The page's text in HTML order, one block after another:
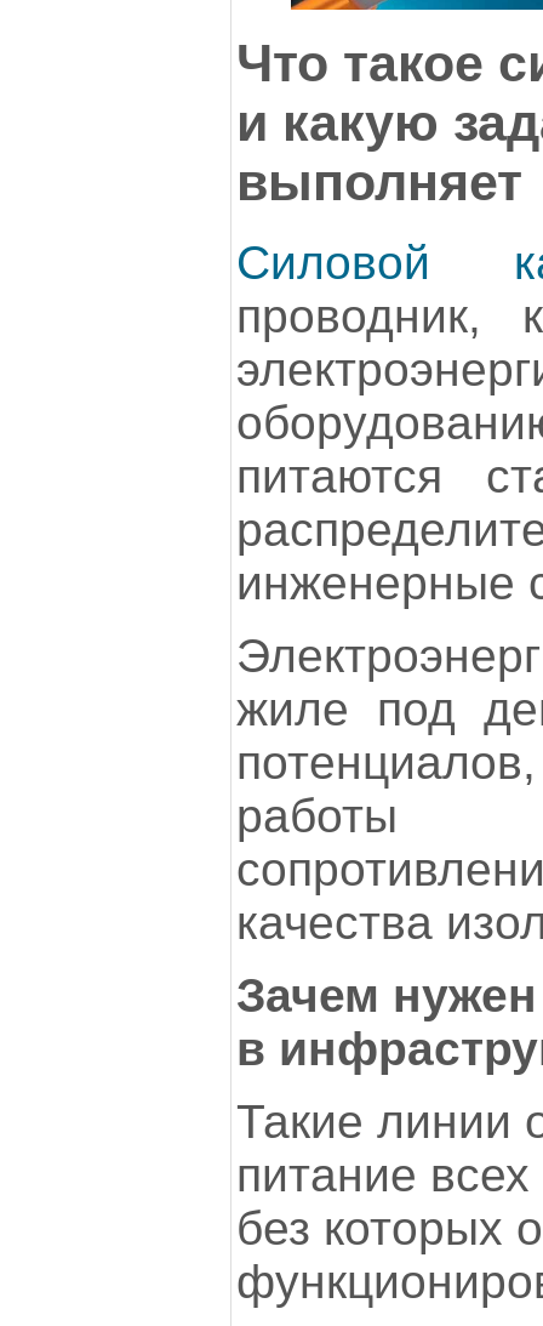
Что такое
и какую
выполняет
Силовой
проводник,
питаются
инженерные
жиле под
работы
качества
Зачем
в
Такие линии
питание
без которых